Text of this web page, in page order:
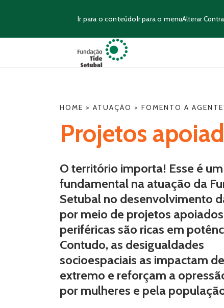
Ir para o conteúdoIr para o menuAlterar
HOME > ATUAÇÃO > FOMENTO A
Projetos
O território importa! Esse é
fundamental na atuação da
Setubal no desenvolvimento
por meio de projetos
periféricas são ricas em
Contudo, as desigualdades
socioespaciais as impactam
extremo e reforçam a
por mulheres e pela